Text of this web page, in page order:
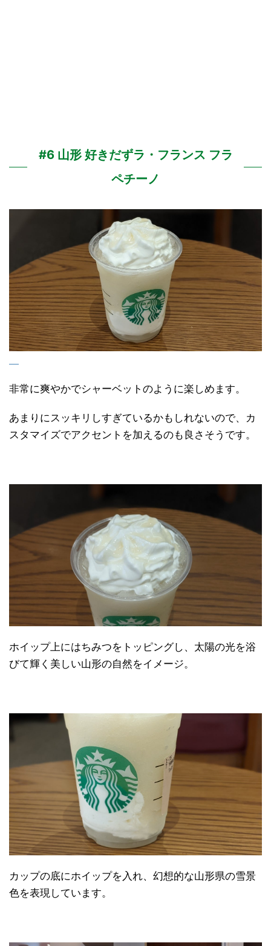
#6 山形 好きだずラ・フランス フラ
ペチーノ
非常に爽やかでシャーベットのように楽しめます。
あまりにスッキリしすぎているかもしれないので、カ
スタマイズでアクセントを加えるのも良さそうです。
ホイップ上にはちみつをトッピングし、太陽の光を浴
びて輝く美しい山形の自然をイメージ。
カップの底にホイップを入れ、幻想的な山形県の雪景
色を表現しています。